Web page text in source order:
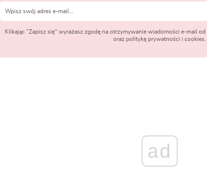
Klikając "Zapisz się" wyrażasz zgodę na otrzymywanie wiadomości e-mail
oraz politykę prywatności i cookies.
ad